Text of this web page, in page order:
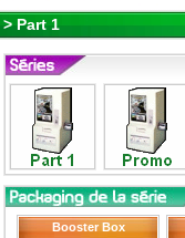
Part 1
Booster Box